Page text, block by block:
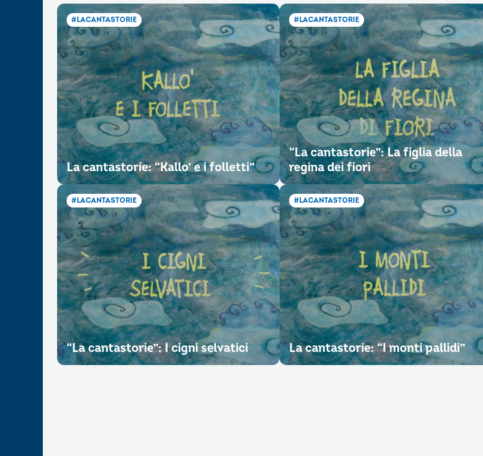
#LACANTASTORIE
La cantastorie: “Kallo’ e i folletti”
#LACANTASTORIE
“La cantastorie”: La figlia della
regina dei fiori
#LACANTASTORIE
“La cantastorie”: I cigni selvatici
#LACANTASTORIE
La cantastorie: “I monti pallidi”